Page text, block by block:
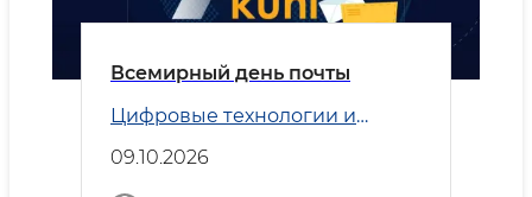
Всемирный день почты
Цифровые технологии и
09.10.2026